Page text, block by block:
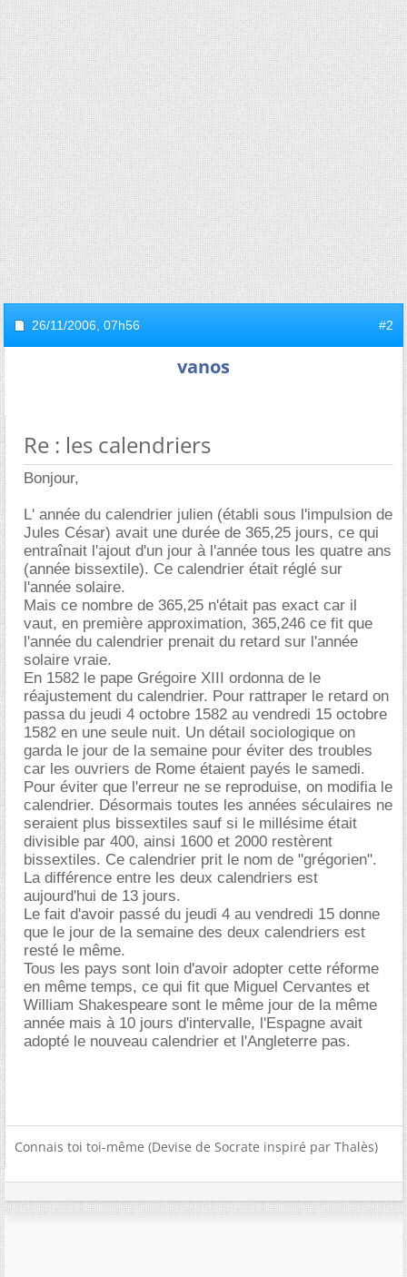
26/11/2006, 07h56 #2
vanos
Re : les calendriers
Bonjour,
L' année du calendrier julien (établi sous l'impulsion de
Jules César) avait une durée de 365,25 jours, ce qui
entraînait l'ajout d'un jour à l'année tous les quatre ans
(année bissextile). Ce calendrier était réglé sur
l'année solaire.
Mais ce nombre de 365,25 n'était pas exact car il
vaut, en première approximation, 365,246 ce fit que
l'année du calendrier prenait du retard sur l'année
solaire vraie.
En 1582 le pape Grégoire XIII ordonna de le
réajustement du calendrier. Pour rattraper le retard on
passa du jeudi 4 octobre 1582 au vendredi 15 octobre
1582 en une seule nuit. Un détail sociologique on
garda le jour de la semaine pour éviter des troubles
car les ouvriers de Rome étaient payés le samedi.
Pour éviter que l'erreur ne se reproduise, on modifia le
calendrier. Désormais toutes les années séculaires ne
seraient plus bissextiles sauf si le millésime était
divisible par 400, ainsi 1600 et 2000 restèrent
bissextiles. Ce calendrier prit le nom de "grégorien".
La différence entre les deux calendriers est
aujourd'hui de 13 jours.
Le fait d'avoir passé du jeudi 4 au vendredi 15 donne
que le jour de la semaine des deux calendriers est
resté le même.
Tous les pays sont loin d'avoir adopter cette réforme
en même temps, ce qui fit que Miguel Cervantes et
William Shakespeare sont le même jour de la même
année mais à 10 jours d'intervalle, l'Espagne avait
adopté le nouveau calendrier et l'Angleterre pas.
Connais toi toi-même (Devise de Socrate inspiré par Thalès)